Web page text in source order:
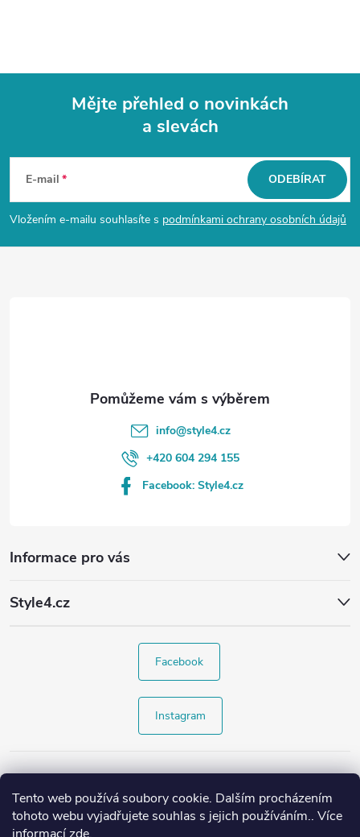
Tento web používá soubory cookie. Dalším procházením
tohoto webu vyjadřujete souhlas s jejich používáním.. Více
p
Mějte přehled o novinkách
a slevách
E-mail
Vložením e-mailu souhlasíte s podmínkami ochrany osobních údajů
ODEBÍRAT
Informace pro vás
Style4.cz
info@style4.cz
+420 604 294 155
Facebook: Style4.cz
Facebook
Instagram